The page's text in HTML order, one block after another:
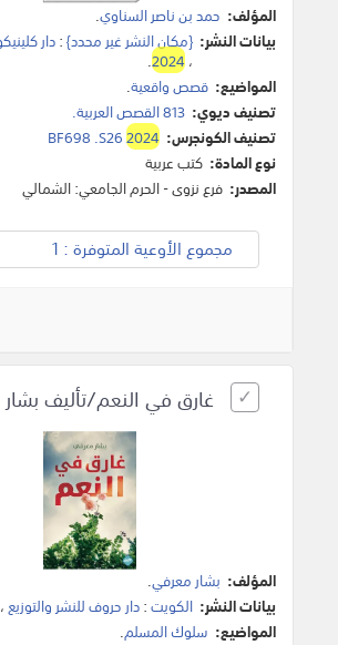
المؤلف: حمد بن ناصر السناوي.
بيانات النشر: {مكان النشر غير محدد}:دار
،2024
.
المواضيع: قصص واقعية.
تصنيف ديوي: 813 القصص العربية.
تصنيف الكونجرس:
BF698 .S262024
نوع المادة: كتب عربية
المصدر: فرع نزوى - الحرم الجامعي: الشمالي
مجموع الأوعية المتوفرة : 1
غارق في النعم/تأليف
المؤلف: بشار معرفي.
بيانات النشر: الكويت:دار حروف للنشر والتوزيع،
المواضيع: سلوك المسلم.